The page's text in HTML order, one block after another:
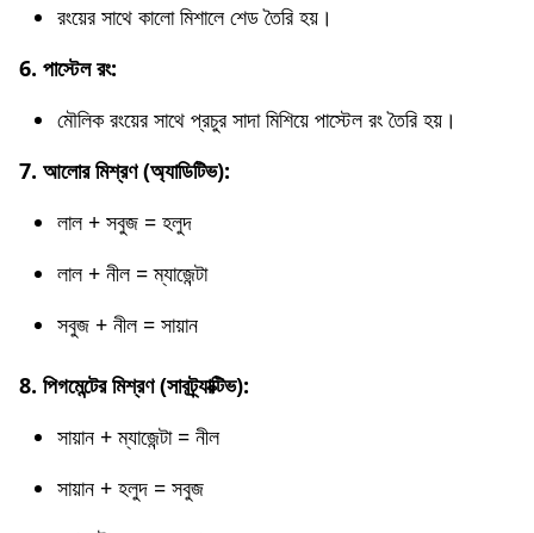
রংয়ের সাথে কালো মিশালে শেড তৈরি হয়।
6. পাস্টেল রং:
মৌলিক রংয়ের সাথে প্রচুর সাদা মিশিয়ে পাস্টেল রং তৈরি হয়।
7. আলোর মিশ্রণ (অ্যাডিটিভ):
লাল + সবুজ = হলুদ
লাল + নীল = ম্যাজেন্টা
সবুজ + নীল = সায়ান
8. পিগমেন্টের মিশ্রণ (সাবট্র্যাক্টিভ):
সায়ান + ম্যাজেন্টা = নীল
সায়ান + হলুদ = সবুজ